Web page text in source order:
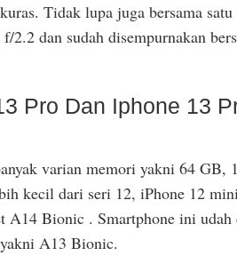
Tidak lupa juga bersama
2.2 dan sudah disempurnakan
Pro Dan Iphone 13
varian memori yakni 64 GB,
kecil dari seri 12, iPhone 12
A14 Bionic . Smartphone ini udah
A13 Bionic.